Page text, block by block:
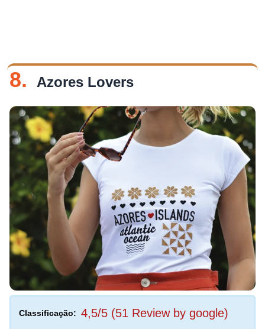
8. Azores Lovers
Classificação: 4,5/5 (51 Review by google)